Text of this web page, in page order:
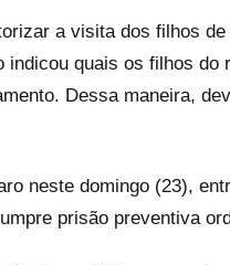
a visita dos filhos
indicou quais os filhos
Dessa maneira,
neste domingo (23),
prisão preventiva